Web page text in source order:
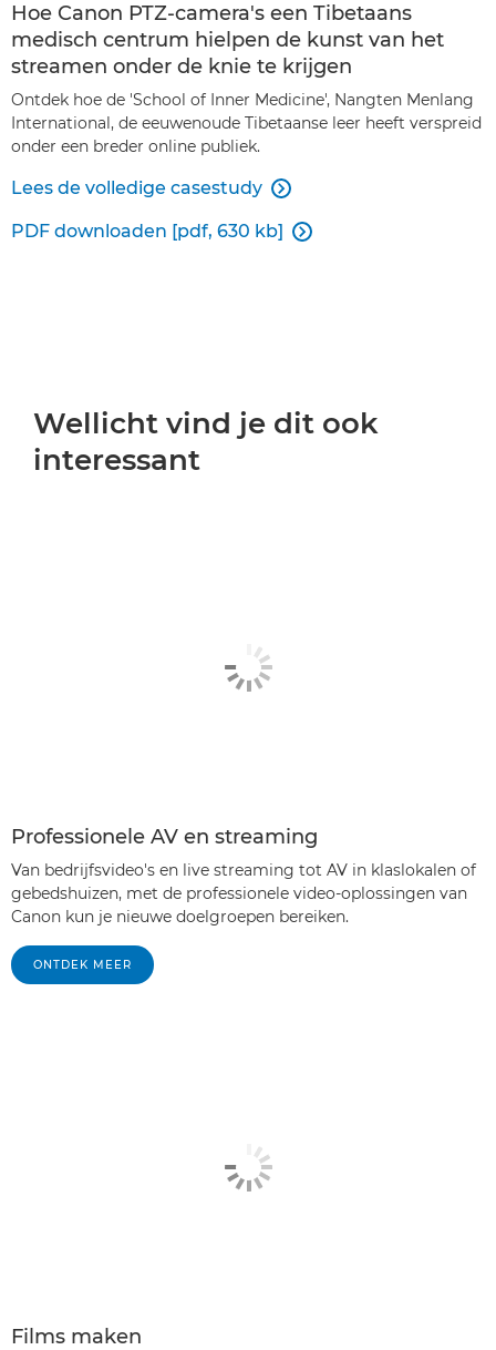
Hoe Canon PTZ-camera's een Tibetaans
medisch centrum hielpen de kunst van het
streamen onder de knie te krijgen
Ontdek hoe de 'School of Inner Medicine', Nangten Menlang
International, de eeuwenoude Tibetaanse leer heeft verspreid
onder een breder online publiek.
Lees de volledige casestudy 
PDF downloaden [pdf, 630 kb] 
Wellicht vind je dit ook
interessant
Professionele AV en streaming
Van bedrijfsvideo's en live streaming tot AV in klaslokalen of
gebedshuizen, met de professionele video-oplossingen van
Canon kun je nieuwe doelgroepen bereiken.
ONTDEK MEER
Films maken